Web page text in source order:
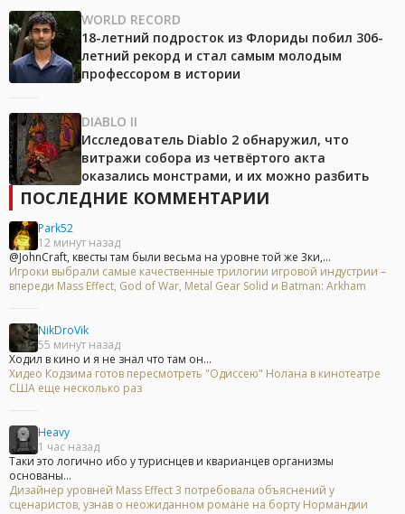
WORLD RECORD
18-летний подросток из Флориды побил 306-
летний рекорд и стал самым молодым
профессором в истории
DIABLO II
Исследователь Diablo 2 обнаружил, что
витражи собора из четвёртого акта
оказались монстрами, и их можно разбить
ПОСЛЕДНИЕ КОММЕНТАРИИ
Park52
12 минут назад
@JohnCraft, квесты там были весьма на уровне той же 3ки,...
Игроки выбрали самые качественные трилогии игровой индустрии –
впереди Mass Effect, God of War, Metal Gear Solid и Batman: Arkham
NikDroVik
55 минут назад
Ходил в кино и я не знал что там он...
Хидео Кодзима готов пересмотреть "Одиссею" Нолана в кинотеатре
США еще несколько раз
Heavy
1 час назад
Таки это логично ибо у туриснцев и кварианцев организмы
основаны...
Дизайнер уровней Mass Effect 3 потребовала объяснений у
сценаристов, узнав о неожиданном романе на борту Нормандии